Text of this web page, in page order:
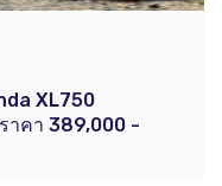
XL750
าคา 389,000 -